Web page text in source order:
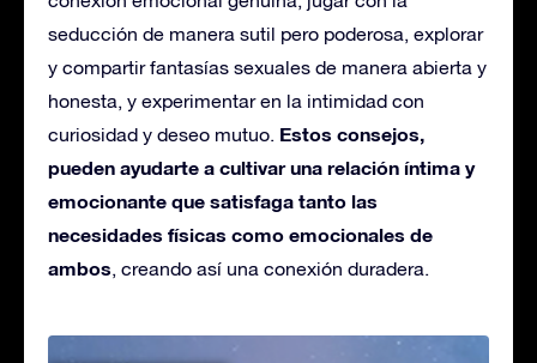
seducción de manera sutil pero poderosa, explorar
y compartir fantasías sexuales de manera abierta y
honesta, y experimentar en la intimidad con
curiosidad y deseo mutuo. Estos consejos,
pueden ayudarte a cultivar una relación íntima y
emocionante que satisfaga tanto las
necesidades físicas como emocionales de
ambos, creando así una conexión duradera.